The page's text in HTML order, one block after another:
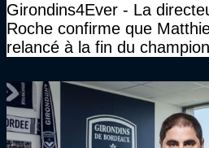
Girondins4Ever - La
Roche confirme que
relancé à la fin du